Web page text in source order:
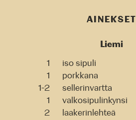
AINEKSET
Liemi
1
iso sipuli
1
porkkana
1-2
sellerinvartta
1
valkosipulinkynsi
2
laakerinlehteä